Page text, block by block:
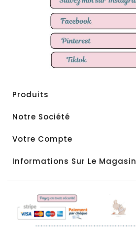
Produits
Notre Société
Votre Compte
Informations Sur Le Magasin